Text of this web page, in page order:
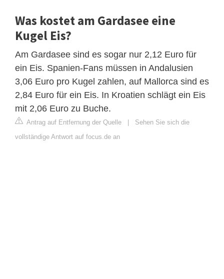
Was kostet am Gardasee eine
Kugel Eis?
Am Gardasee sind es sogar nur 2,12 Euro für
ein Eis. Spanien-Fans müssen in Andalusien
3,06 Euro pro Kugel zahlen, auf Mallorca sind es
2,84 Euro für ein Eis. In Kroatien schlägt ein Eis
mit 2,06 Euro zu Buche.
Antrag auf Entfernung der Quelle | Sehen Sie sich die
vollständige Antwort auf focus.de an